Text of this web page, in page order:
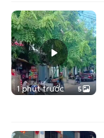
1 phút trước 5